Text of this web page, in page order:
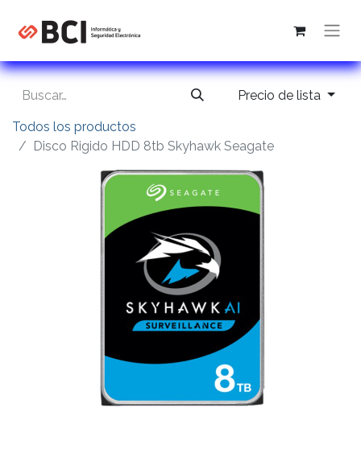
Precio de lista
Todos los productos
Disco Rigido HDD 8tb Skyhawk Seagate